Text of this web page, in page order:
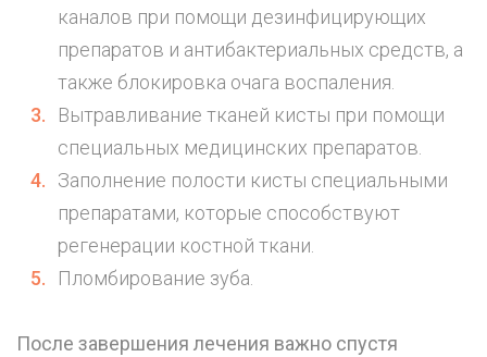
каналов при помощи дезинфицирующих
препаратов и антибактериальных средств, а
также блокировка очага воспаления.
Вытравливание тканей кисты при помощи
специальных медицинских препаратов.
Заполнение полости кисты специальными
препаратами, которые способствуют
регенерации костной ткани.
Пломбирование зуба.
После завершения лечения важно спустя